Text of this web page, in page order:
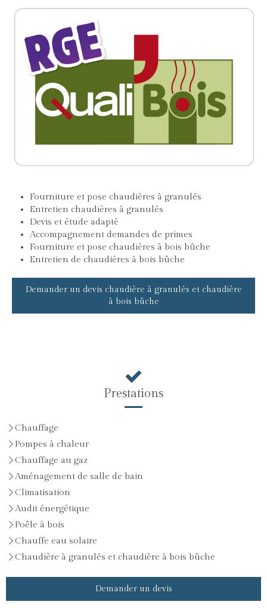
Fourniture et pose chaudières à granulés
Entretien chaudières à granulés
Devis et étude adapté
Accompagnement demandes de primes
Fourniture et pose chaudières à bois bûche
Entretien de chaudières à bois bûche
Demander un devis chaudière à granulés et chaudière
à bois bûche
Prestations
Chauffage
Pompes à chaleur
Chauffage au gaz
Aménagement de salle de bain
Climatisation
Audit énergétique
Poêle à bois
Chauffe eau solaire
Chaudière à granulés et chaudière à bois bûche
Demander un devis